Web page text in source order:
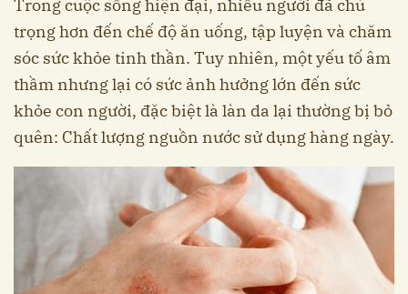
Trong cuộc sống hiện đại, nhiều người đã chú
trọng hơn đến chế độ ăn uống, tập luyện và chăm
sóc sức khỏe tinh thần. Tuy nhiên, một yếu tố âm
thầm nhưng lại có sức ảnh hưởng lớn đến sức
khỏe con người, đặc biệt là làn da lại thường bị bỏ
quên: Chất lượng nguồn nước sử dụng hàng ngày.